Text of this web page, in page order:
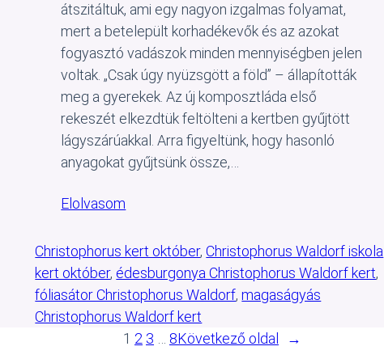
átszitáltuk, ami egy nagyon izgalmas folyamat,
mert a betelepült korhadékevők és az azokat
fogyasztó vadászok minden mennyiségben jelen
voltak. „Csak úgy nyüzsgött a föld” – állapították
meg a gyerekek. Az új komposztláda első
rekeszét elkezdtük feltölteni a kertben gyűjtött
lágyszárúakkal. Arra figyeltünk, hogy hasonló
anyagokat gyűjtsünk össze,…
Elolvasom
Christophorus kert október, Christophorus Waldorf iskola
kert október, édesburgonya Christophorus Waldorf kert
fóliasátor Christophorus Waldorf, magaságyás
Christophorus Waldorf kert
1 2 3 8Következő oldal →